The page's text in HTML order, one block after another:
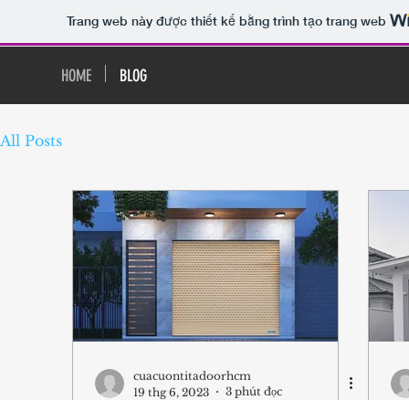
Trang web này được thiết kế bằng trình tạo trang web
HOME BLOG
All Posts
cuacuontitadoorhcm
19 thg 6, 2023
3 phút đọc